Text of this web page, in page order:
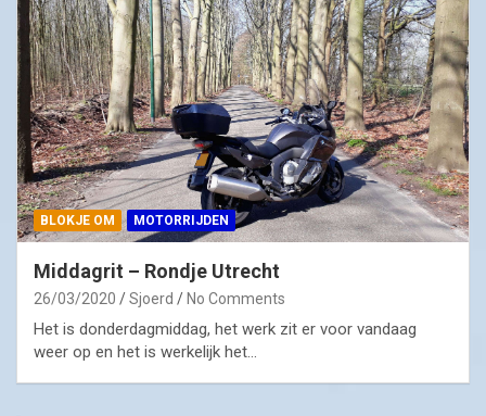
BLOKJE OM MOTORRIJDEN
Middagrit – Rondje Utrecht
26/03/2020 Sjoerd No Comments
Het is donderdagmiddag, het werk zit er voor vandaag
weer op en het is werkelijk het…